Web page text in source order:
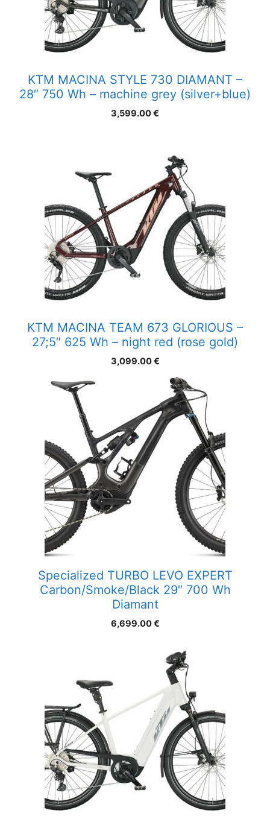
KTM MACINA STYLE 730 DIAMANT –
28″ 750 Wh – machine grey (silver+blue)
3,599.00€
KTM MACINA TEAM 673 GLORIOUS –
27;5″ 625 Wh – night red (rose gold)
3,099.00€
Specialized TURBO LEVO EXPERT
Carbon/Smoke/Black 29″ 700 Wh
Diamant
6,699.00€